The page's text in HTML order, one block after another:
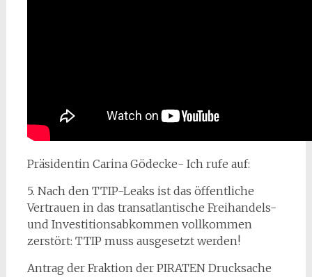
Präsidentin Carina Gödecke- Ich rufe auf:
5. Nach den TTIP-Leaks ist das öffentliche
Vertrauen in das transatlantische Freihandels-
und Investitionsabkommen vollkommen
zerstört: TTIP muss ausgesetzt werden!
Antrag der Fraktion der PIRATEN Drucksache